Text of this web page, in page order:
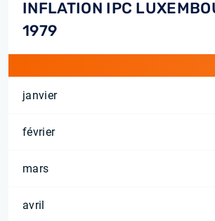
INFLATION IPC
1979
janvier
février
mars
avril